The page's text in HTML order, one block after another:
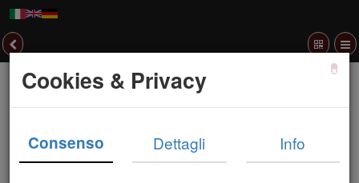
×
Cookies & Privacy
Consenso Dettagli Info